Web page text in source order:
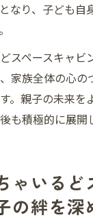
なり、子ども自
スペースキャビ
家族全体の心の
。親子の未来を
も積極的に展開
ゃいるど
の絆を深